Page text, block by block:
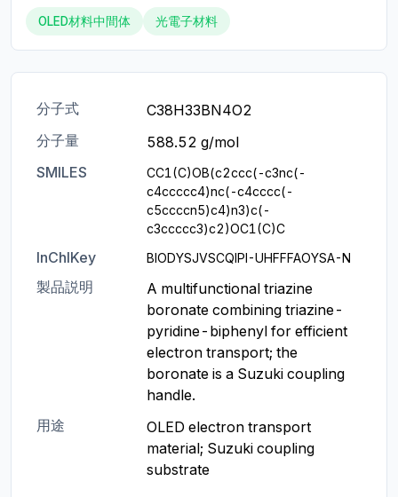
OLED材料中間体 光電子材料
分子式
C38H33BN4O2
分子量
588.52 g/mol
SMILES
CC1(C)OB(c2ccc(-c3nc(-
c4ccccc4)nc(-c4cccc(-
c5ccccn5)c4)n3)c(-
c3ccccc3)c2)OC1(C)C
InChIKey BIODYSJVSCQIPI-UHFFFAOYSA-N
製品説明
A multifunctional triazine
boronate combining triazine-
pyridine-biphenyl for efficient
electron transport; the
boronate is a Suzuki coupling
handle.
用途
OLED electron transport
material; Suzuki coupling
substrate